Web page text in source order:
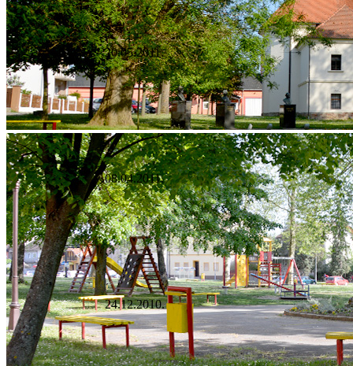
20.05.2011.
08.04.2011.
24.12.2010.